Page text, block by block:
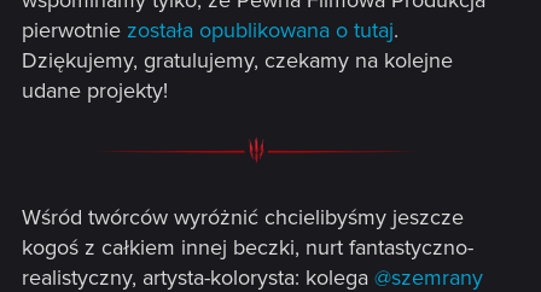
pierwotnie została opublikowana o tutaj.
Dziękujemy, gratulujemy, czekamy na kolejne
udane projekty!
Wśród twórców wyróżnić chcielibyśmy jeszcze
kogoś z całkiem innej beczki, nurt fantastyczno-
realistyczny, artysta-kolorysta: kolega @szemrany